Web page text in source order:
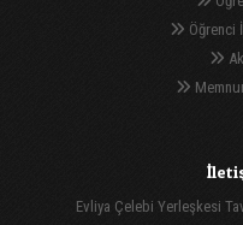
Öğrenci
Evliya Çelebi Yerleşkesi